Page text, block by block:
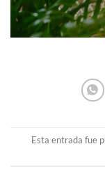
Esta entrada fue